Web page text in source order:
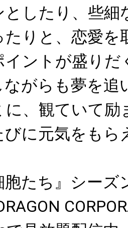
したり、些細
りと、恋愛を
イントが盛りだ
ながらも夢を追
に、観ていて励
びに元気をも
胞たち』シーズ